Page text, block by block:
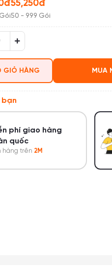
55,250đ
50 - 999 Gói
GIỎ HÀNG MUA
bạn
phí giao hàng
quốc
hàng trên 2M